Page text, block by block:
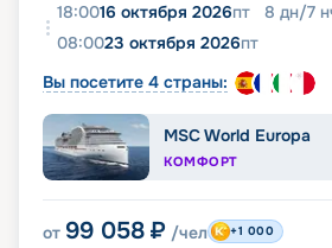
18:0016 октября 2026пт 8 дн/7
08:0023 октября 2026пт
Вы посетите 4 страны:
MSC World Europa
КОМФОРТ
от 99 058 ₽ /чел +1 000